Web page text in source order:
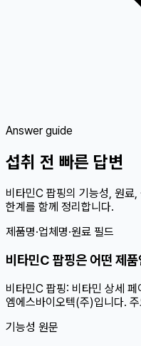
Answer guide
섭취 전 빠른 답변
비타민C 팝핑의 기능성, 원료
한계를 함께 정리합니다.
제품명·업체명·원료 필드
비타민C 팝핑은 어떤 제
비타민C 팝핑: 비타민 상세
엠에스바이오텍(주)입니다.
기능성 원문